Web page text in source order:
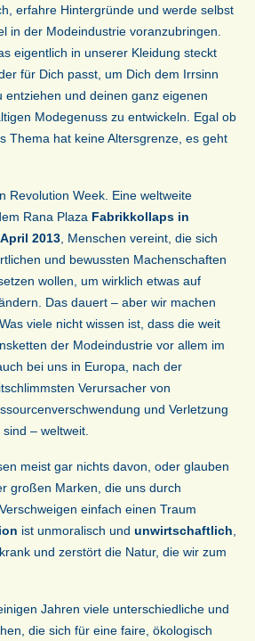
erfahre Hintergründe und werde selbst
in der Modeindustrie voranzubringen.
eigentlich in unserer Kleidung steckt
für Dich passt, um Dich dem Irrsinn
entziehen und deinen ganz eigenen
Modegenuss zu entwickeln. Egal ob
Thema hat keine Altersgrenze, es geht
Revolution Week. Eine weltweite
Rana Plaza Fabrikkollaps in
2013 , Menschen vereint, die sich
und bewussten Machenschaften
wollen, um wirklich etwas auf
Das dauert – aber wir machen
. Was viele nicht wissen ist, dass die weit
der Modeindustrie vor allem im
bei uns in Europa, nach der
Verursacher von
und Verletzung
– weltweit.
meist gar nichts davon, oder glauben
großen Marken, die uns durch
einfach einen Traum
ist unmoralisch und unwirtschaftlich
und zerstört die Natur, die wir zum
Jahren viele unterschiedliche und
die sich für eine faire, ökologisch